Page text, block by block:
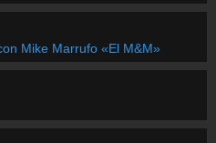
Mike Marrufo «El M&M»